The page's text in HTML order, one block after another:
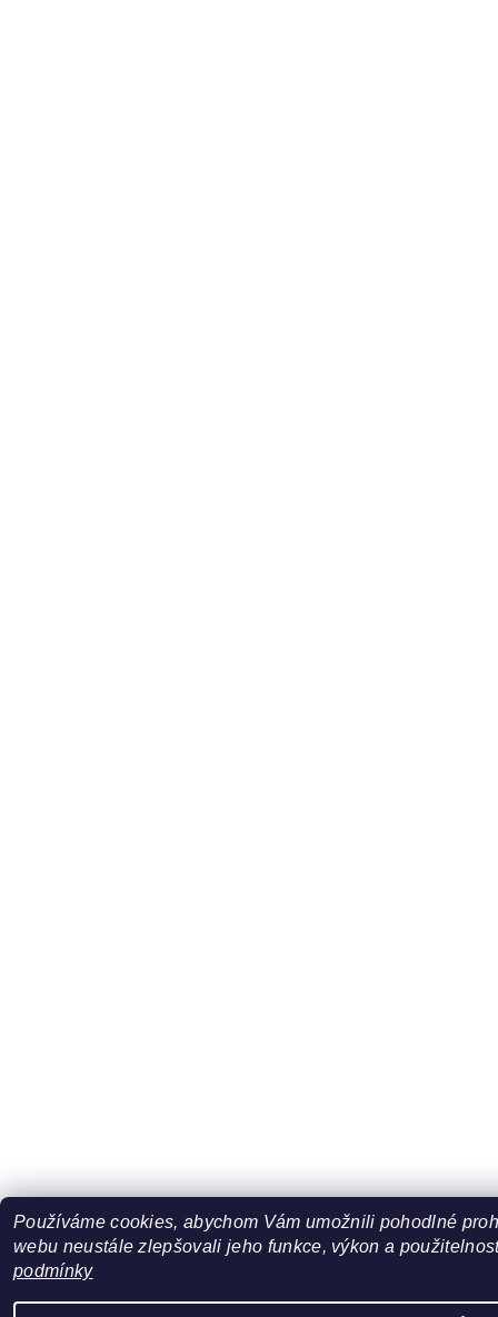
Používáme cookies, abychom Vám umožnili pohodlné
webu neustále zlepšovali jeho funkce, výkon a
podmínky